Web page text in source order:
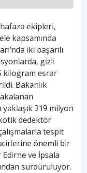
ekipleri,
kapsamında
iki başarılı
gizli
kilogram esrar
Bakanlık
319 milyon
dedektör
tespit
önemli bir
ve İpsala
sürdürülüyor.